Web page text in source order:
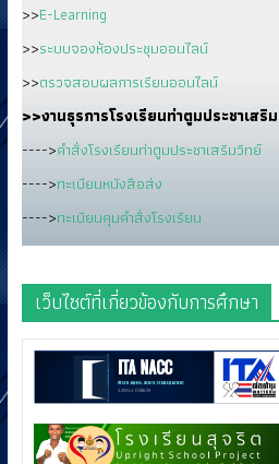
>>E-Learning
>>ระบบจองห้องประชุมออนไลน์
>>ตรวจสอบผลการเรียนออนไลน์
>>งานธุรการโรงเรียนท่าตูมประชาเสริ
---->คำสั่งโรงเรียนท่าตูมประชาเสริมวิทย์
---->ทะเบียนหนังสือส่ง
---->ทะเบียนคุมคำสั่งโรงเรียน
เว็บไซต์ที่เกี่ยวข้องกับการศึกษา